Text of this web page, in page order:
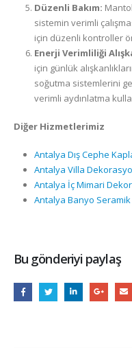
Düzenli Bakım:
sistemin verimli
için düzenli kontroller
Enerji Verimliliği
için günlük
soğutma sistemlerini
verimli aydınlatma
Diğer Hizmetlerimiz
Antalya Dış Cephe
Antalya Villa
Antalya İç Mimari
Antalya Banyo
Bu gönderiyi paylaş